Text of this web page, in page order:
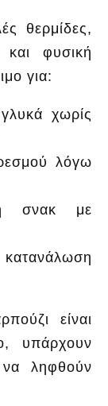
θερμίδες,
φυσική
για:
χωρίς
λόγω
ή σνακ με
είναι
υπάρχουν
ληφθούν